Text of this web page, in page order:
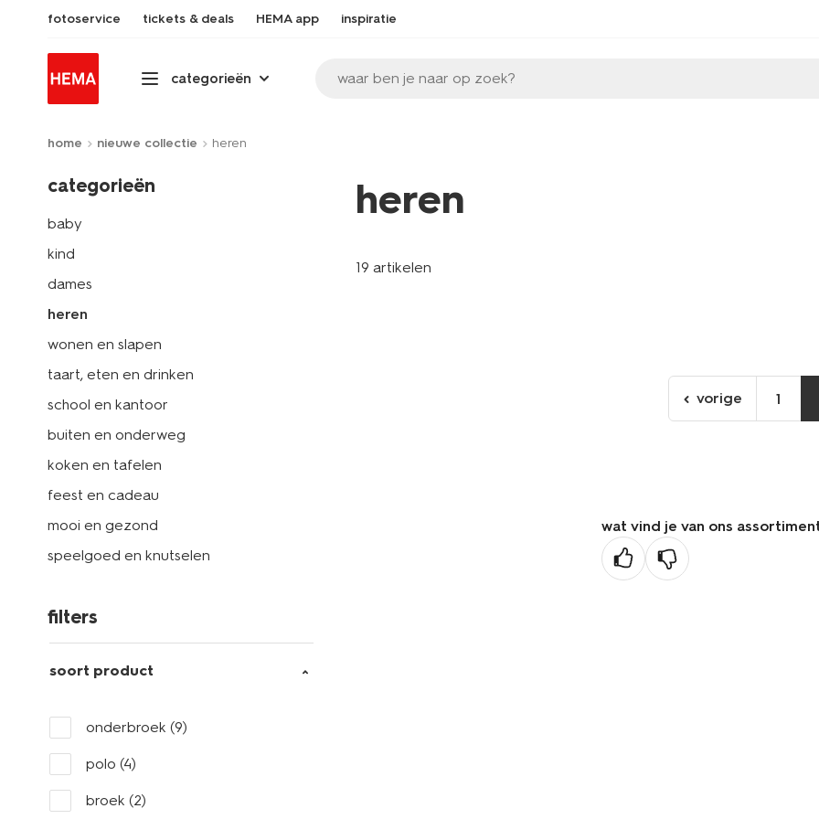
fotoservice tickets & deals HEMA app inspiratie
categorieën waar ben je naar op zoek?
home nieuwe collectie heren
categorieën
baby
kind
dames
heren
wonen en slapen
taart, eten en drinken
school en kantoor
buiten en onderweg
koken en tafelen
feest en cadeau
mooi en gezond
speelgoed en knutselen
filters
soort product
onderbroek (9)
polo (4)
broek (2)
heren
19 artikelen
ga
naar
vorige 1
wat vind je van ons